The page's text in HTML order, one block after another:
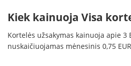
Kiek kainuoja Visa
Kortelės užsakymas kainuoja apie 3
nuskaičiuojamas mėnesinis 0,75